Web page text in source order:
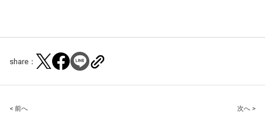
share：
Post
< 前へ 次へ >